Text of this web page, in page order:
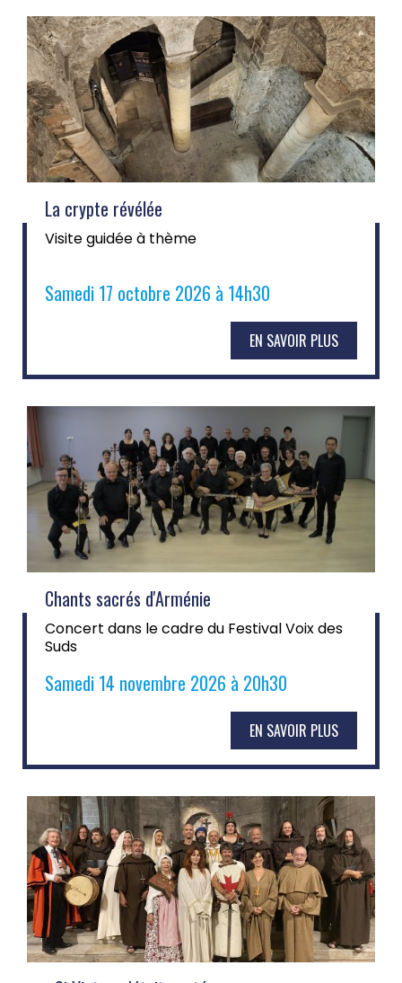
La crypte révélée
Visite guidée à thème
Samedi 17 octobre 2026 à 14h30
EN SAVOIR PLUS
Chants sacrés d'Arménie
Concert dans le cadre du Festival Voix des
Suds
Samedi 14 novembre 2026 à 20h30
EN SAVOIR PLUS